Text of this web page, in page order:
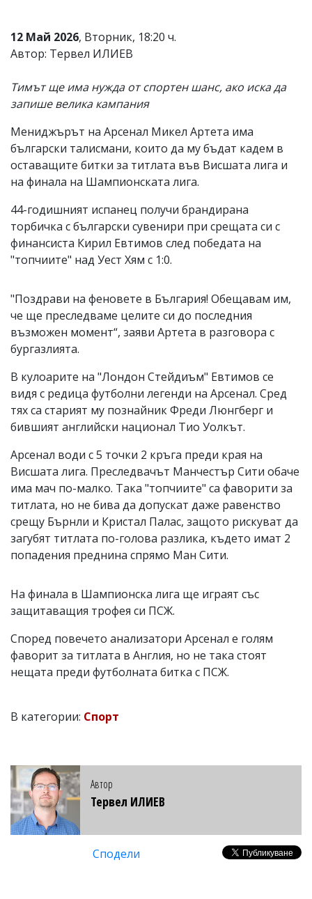
статиите
се
читателите
и
не
отговорност
за
тях!
откриете
обиден
за
вас
коментар,
моля
12 Май 2026, Вторник, 18:20 ч.
Автор: Тервел ИЛИЕВ
Тимът ще има нужда от спортен шанс, ако иска да
запише велика кампания
Мениджърът на Арсенал Микел Артета има
български талисмани, които да му бъдат кадем в
оставащите битки за титлата във Висшата лига и
на финала на Шампионската лига.
44-годишният испанец получи брандирана
торбичка с български сувенири при срещата си с
финансиста Кирил Евтимов след победата на
"топчиите" над Уест Хям с 1:0.
"Поздрави на феновете в България! Обещавам им,
че ще преследваме целите си до последния
възможен момент“, заяви Артета в разговора с
бургазлията.
В кулоарите на "Лондон Стейдиъм" Евтимов се
видя с редица футболни легенди на Арсенал. Сред
тях са старият му познайник Фреди Люнгберг и
бившият английски национал Тио Уолкът.
Арсенал води с 5 точки 2 кръга преди края на
Висшата лига. Преследвачът Манчестър Сити обаче
има мач по-малко. Така "топчиите" са фаворити за
титлата, но не бива да допускат даже равенство
срещу Бърнли и Кристал Палас, защото рискуват да
загубят титлата по-голова разлика, където имат 2
попадения преднина спрямо Ман Сити.
На финала в Шампионска лига ще играят със
защитаващия трофея си ПСЖ.
Според повечето анализатори Арсенал е голям
фаворит за титлата в Англия, но не така стоят
нещата преди футболната битка с ПСЖ.
В категории: Спорт
Автор
Тервел ИЛИЕВ
Сподели